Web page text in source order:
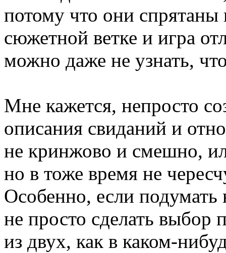
потому что они спрятаны
сюжетной ветке и игра
можно даже не узнать,
Мне кажется, непросто
описания свиданий и
не кринжово и смешно,
но в тоже время не
Особенно, если
не просто сделать выбор
из двух, как в каком-